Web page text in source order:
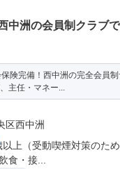
中洲の会員制クラブ
険完備！西中洲の完全会員
主任・マネー...
区西中洲
以上（受動喫煙対策のた
食・接...